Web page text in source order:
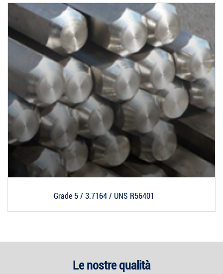
Grade 5 / 3.7164 / UNS R56401
Le nostre qualità